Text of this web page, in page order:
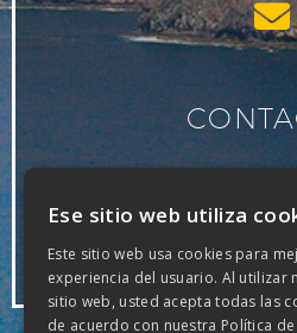
of in
Ese sitio web utiliza
Este sitio web usa cookies para
experiencia del usuario. Al utilizar
sitio web, usted acepta todas las
de acuerdo con nuestra Política de